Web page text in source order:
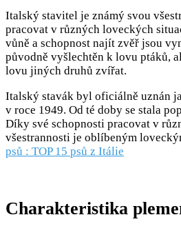
Italský stavitel je známý svou
pracovat v různých loveckých
vůně a schopnost najít zvěř jsou
původně vyšlechtěn k lovu ptáků,
lovu jiných druhů zvířat.
Italský stavák byl oficiálně uznán
v roce 1949. Od té doby se stala
Díky své schopnosti pracovat v
všestrannosti je oblíbeným
psů : TOP 15 psů z Itálie
Charakteristika